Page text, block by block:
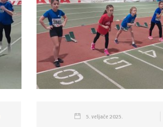
5. veljače 2025.